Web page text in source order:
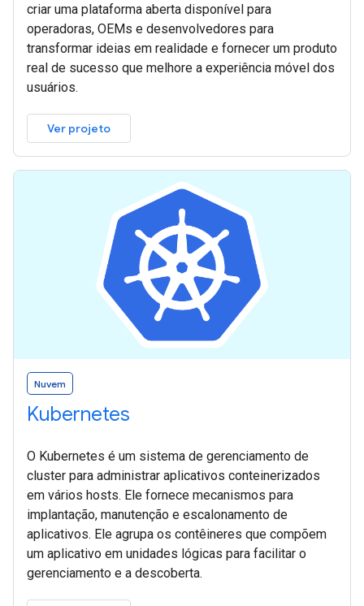
criar uma plataforma aberta disponível para
operadoras, OEMs e desenvolvedores para
transformar ideias em realidade e fornecer um produto
real de sucesso que melhore a experiência móvel dos
usuários.
Ver projeto
Nuvem
Kubernetes
O Kubernetes é um sistema de gerenciamento de
cluster para administrar aplicativos conteinerizados
em vários hosts. Ele fornece mecanismos para
implantação, manutenção e escalonamento de
aplicativos. Ele agrupa os contêineres que compõem
um aplicativo em unidades lógicas para facilitar o
gerenciamento e a descoberta.